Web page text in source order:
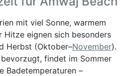
mit viel Sonne, warmem
Hitze eignen sich besonders
Herbst (Oktober–November).
findet im Sommer
Badetemperaturen –